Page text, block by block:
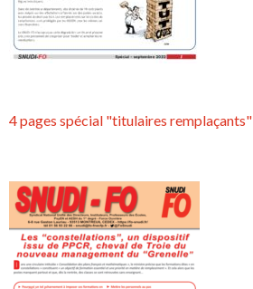
4 pages spécial "titulaires remplaçants"